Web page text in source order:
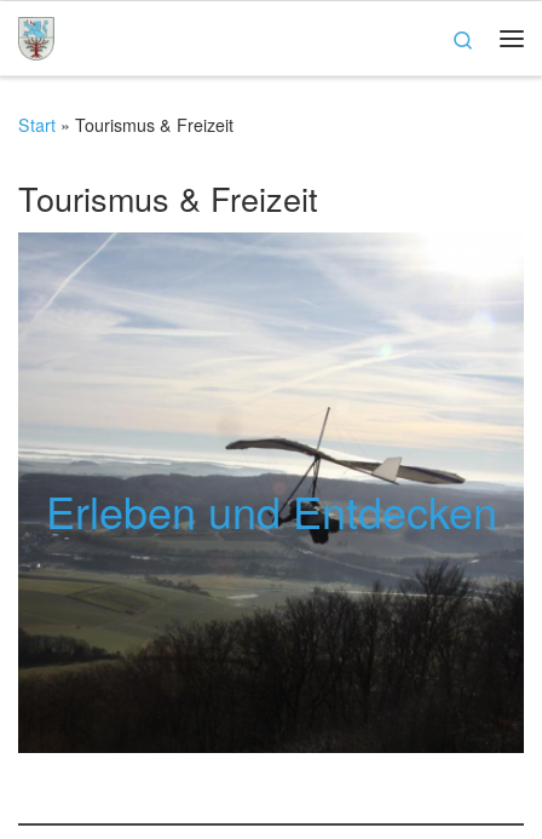
Zum Inhalt springen
Search
Start » Tourismus & Freizeit
Tourismus & Freizeit
Erleben und Entdecken